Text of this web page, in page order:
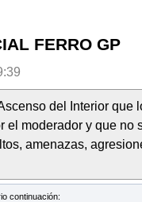
FERRO GP
del Interior que
el moderador y que no
amenazas,
continuación: